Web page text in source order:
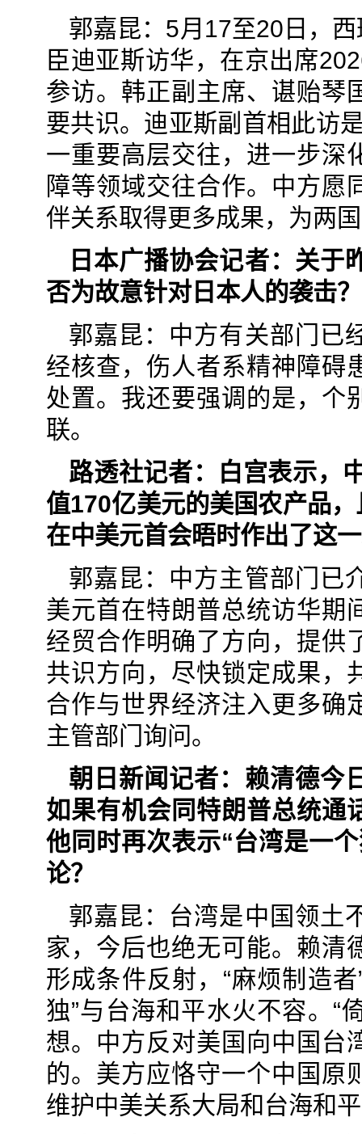
郭嘉昆：5月17至20日，
臣迪亚斯访华，在京出席
参访。韩正副主席、谌贻琴
要共识。迪亚斯副首相此访
一重要高层交往，进一步深
障等领域交往合作。中方愿
伴关系取得更多成果，为两
日本广播协会记者：关于
否为故意针对日本人的袭击？
郭嘉昆：中方有关部门已
经核查，伤人者系精神障碍
处置。我还要强调的是，个
联。
路透社记者：白宫表示，
值170亿美元的美国农产品
在中美元首会晤时作出了这
郭嘉昆：中方主管部门已
美元首在特朗普总统访华期
经贸合作明确了方向，提供
共识方向，尽快锁定成果，
合作与世界经济注入更多确
主管部门询问。
朝日新闻记者：赖清德今
如果有机会同特朗普总统通
他同时再次表示“台湾是一
论？
郭嘉昆：台湾是中国领土
家，今后也绝无可能。赖清
形成条件反射，“麻烦制造
独”与台海和平水火不容。“
想。中方反对美国向中国台
的。美方应恪守一个中国原
维护中美关系大局和台海和